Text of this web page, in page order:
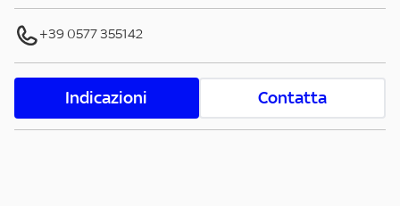
+39 0577 355142
Indicazioni Contatta